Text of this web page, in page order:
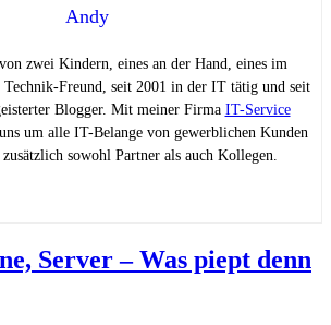
Andy
zwei Kindern, eines an der Hand, eines im
Freund, seit 2001 in der IT tätig und seit
Blogger. Mit meiner Firma IT-Service
um alle IT-Belange von gewerblichen Kunden
sowohl Partner als auch Kollegen.
Server – Was piept denn